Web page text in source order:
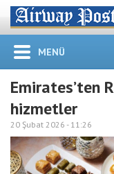
MENÜ
Emirates’ten
hizmetler
20 Şubat 2026 - 11:26